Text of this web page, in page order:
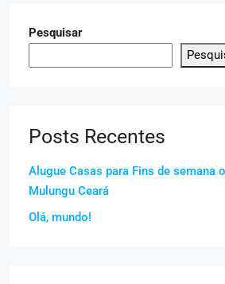
Pesquisar
Posts Recentes
Alugue Casas para Fins de semana
Mulungu Ceará
Olá, mundo!